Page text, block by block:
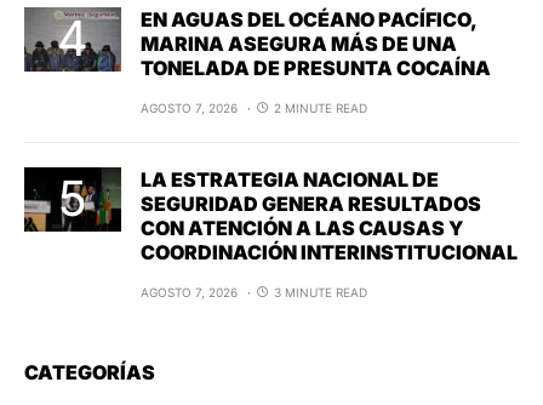
EN AGUAS DEL OCÉANO PACÍFICO,
MARINA ASEGURA MÁS DE UNA
TONELADA DE PRESUNTA COCAÍNA
AGOSTO 7, 2026 2 MINUTE READ
LA ESTRATEGIA NACIONAL DE
SEGURIDAD GENERA RESULTADOS
CON ATENCIÓN A LAS CAUSAS Y
COORDINACIÓN INTERINSTITUCIONAL
AGOSTO 7, 2026 3 MINUTE READ
CATEGORÍAS